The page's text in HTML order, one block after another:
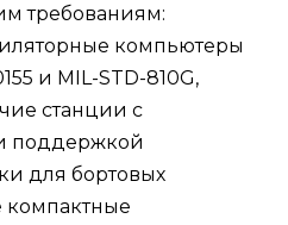
требованиям:
компьютеры
и MIL-STD-810G,
станции с
поддержкой
для бортовых
компактные